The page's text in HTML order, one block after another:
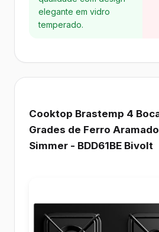
elegante em vidro
temperado.
Cooktop Brastemp 4
Grades de Ferro
Simmer - BDD61BE Bivolt